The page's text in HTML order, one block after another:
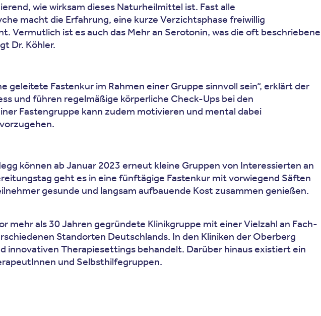
wie wirksam dieses Naturheilmittel ist. Fast alle
macht die Erfahrung, eine kurze Verzichtsphase freiwillig
ist es auch das Mehr an Serotonin, was die oft beschriebene
Dr. Köhler.
geleitete Fastenkur im Rahmen einer Gruppe sinnvoll sein“, erklärt der
und führen regelmäßige körperliche Check-Ups bei den
Fastengruppe kann zudem motivieren und mental dabei
können ab Januar 2023 erneut kleine Gruppen von Interessierten an
geht es in eine fünftägige Fastenkur mit vorwiegend Säften
gesunde und langsam aufbauende Kost zusammen genießen.
mehr als 30 Jahren gegründete Klinikgruppe mit einer Vielzahl an Fach-
Standorten Deutschlands. In den Kliniken der Oberberg
innovativen Therapiesettings behandelt. Darüber hinaus existiert ein
und Selbsthilfegruppen.